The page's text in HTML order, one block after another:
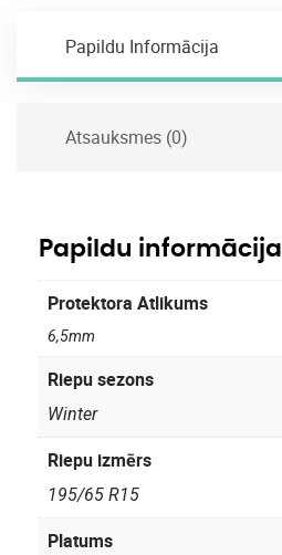
Papildu Informācija
Atsauksmes (0)
Papildu informācija
Protektora Atlikums
6,5mm
Riepu sezons
Winter
Riepu izmērs
195/65 R15
Platums